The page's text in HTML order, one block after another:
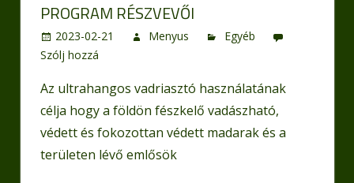
PROGRAM RÉSZVEVŐI
2023-02-21 Menyus
Egyéb
Szólj hozzá
Az ultrahangos vadriasztó használatának
célja hogy a földön fészkelő vadászható,
védett és fokozottan védett madarak és a
területen lévő emlősök